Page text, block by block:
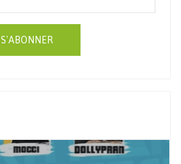
S'ABONNER